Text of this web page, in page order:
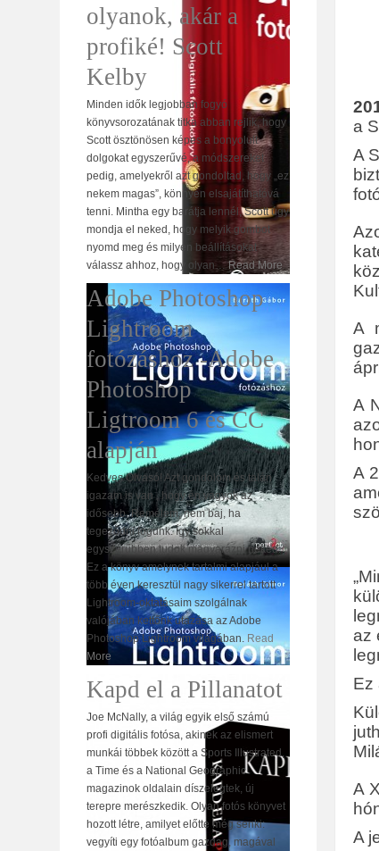
a
A
A
A
A
az
Ez
A
A
olyanok, akár a
profiké! Scott
Kelby
Minden idők legjobban fogyó
könyvsorozatának titka abban rejlik, hogy
Scott ösztönösen képes a bonyolult
dolgokat egyszerűvé, a módszereket
pedig, amelyekről azt gondoltad, hogy „ez
nekem magas”, könnyen elsajátíthatóvá
tenni. Mintha egy barátja lennél, Scott úgy
mondja el neked, hogy melyik gombot
nyomd meg és milyen beállításokat
válassz ahhoz, hogy olyan… Read More
Adobe Photoshop
Lightroom
fotózáshoz -Adobe
Photoshop
Ligtroom 6 és CC
alapján
Kedves Olvasó! Azt gondolom és talán
igazam is van , hogy én vagyok az
idősebb. Remélem, nem baj, ha
tegeződni fogunk. Így sokkal
egyszerűbben tudok magyarázni neked.
Ez a könyv amelynek tartalmi alapjául a
több éven keresztül nagy sikerrel tartott
Lightroom-oktatásaim szolgálnak
valójában kettőnk utazása az Adobe
Photoshop Lightroom világában.Read
More
Kapd el a Pillanatot
Joe McNally, a világ egyik első számú
profi digitális fotósa, akinek az elismert
munkái többek között a Sports Illustrated,
a Time és a National Geographic
magazinok oldalain díszelegtek, új
terepre merészkedik. Olyan fotós könyvet
hozott létre, amilyet előtte még senki:
vegyíti egy fotóalbum gazdag, magával